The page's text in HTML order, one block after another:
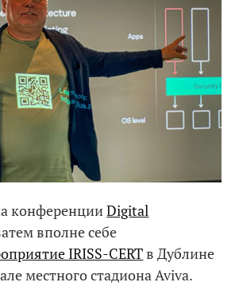
конференцииDigital
вполне себе
IRISS-CERTв Дублине
местного стадиона Aviva.